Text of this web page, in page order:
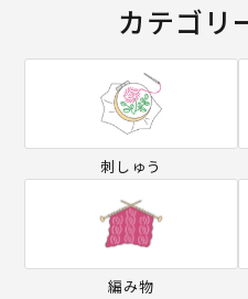
カテゴリ
刺しゅう
編み物